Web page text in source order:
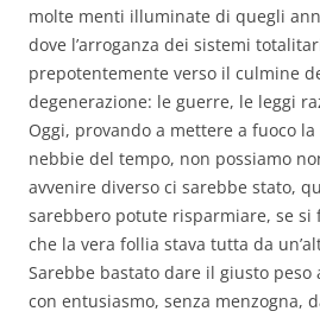
molte menti illuminate di quegli
dove l’arroganza dei sistemi
prepotentemente verso il culmine
degenerazione: le guerre, le leggi
Oggi, provando a mettere a fuoco
nebbie del tempo, non possiamo
avvenire diverso ci sarebbe stato,
sarebbero potute risparmiare, se si
che la vera follia stava tutta da
Sarebbe bastato dare il giusto
con entusiasmo, senza menzogna,